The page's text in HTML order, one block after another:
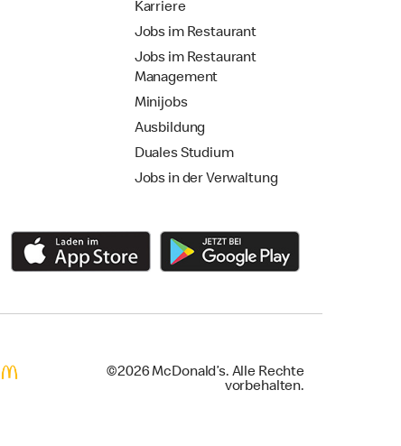
Karriere
Jobs im Restaurant
Jobs im Restaurant
Management
Minijobs
Ausbildung
Duales Studium
Jobs in der Verwaltung
©2026 McDonald’s. Alle Rechte
vorbehalten.